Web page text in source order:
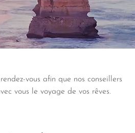
vous afin que nos conseillers
vous le voyage de vos rêves.